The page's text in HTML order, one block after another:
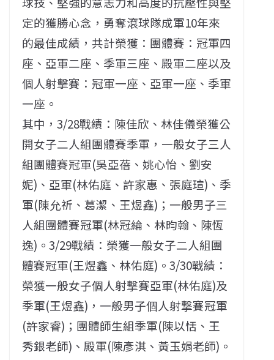
定的獲勝心念，勇奪滾球隊成軍10年來
的最佳成績，共計榮獲：團體賽：冠軍四
座、亞軍二座、季軍三座、殿軍二座以及
個人射擊賽：冠軍一座、亞軍一座、季軍
一座。
其中，3/28戰績：陳佳欣、林佳儀榮獲公
開女子二人組團體賽季軍，一般女子三人
組團體賽冠軍(吳亞蓓、姚心怡、劉安
妮)、亞軍(林佑庭、許家惠、張庭瑄)、季
軍(陳允祈、葛潔、王煜鑫)；一般男子三
人組團體賽冠軍(林冠綸、林昀翰、陳恆
逸)。3/29戰績：榮獲一般女子二人組團
體賽冠軍(王煜鑫、林佑庭)。3/30戰績：
榮獲一般女子個人射撃賽亞軍(林佑庭)及
季軍(王煜鑫)，一般男子個人射撃賽冠軍
(許家睿)；團體師生組季軍(陳以恬、王
秀銀老師)、殿軍(陳彥淇、黃玉娟老師)。